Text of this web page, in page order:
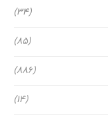
(34)
(85)
(886)
(14)